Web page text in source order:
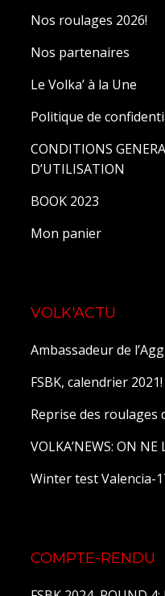
Nos roulages 2026!
Nos partenaires
Le Volka’ à la Une
Politique de
CONDITIONS
D’UTILISATION
BOOK 2023
Mon panier
VOLK'ACTU
Ambassadeur de
FSBK, calendrier 2021!
Reprise des roulages
VOLKA’NEWS: ON NE
Winter test Valencia-
COMPTE-RENDU